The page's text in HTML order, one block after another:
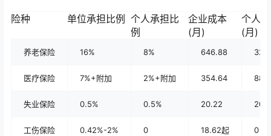
险种
单位承担比例
个人承担比
例
企业成本
(月)
个人
(月)
养老保险 16% 8% 646.88
医疗保险 7%+附加 2%+附加 354.64
失业保险 0.5% 0.5% 20.22
工伤保险 0.42%-2% 0 18.62起 0